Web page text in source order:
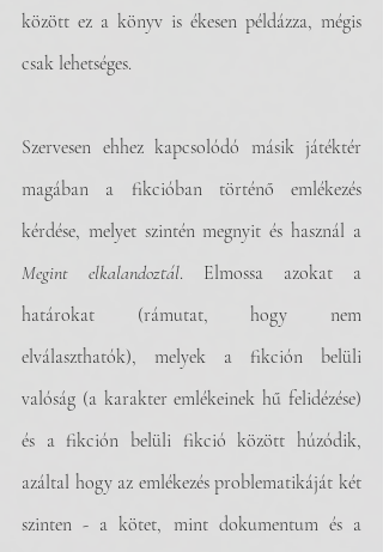
között ez a könyv is ékesen példázza, mégis
csak lehetséges.
Szervesen ehhez kapcsolódó másik játéktér
magában a fikcióban történő emlékezés
Megint elkalandoztál. Elmossa azokat a
határokat (rámutat, hogy nem
elválaszthatók), melyek a fikción belüli
valóság (a karakter emlékeinek hű felidézése)
és a fikción belüli fikció között húzódik,
azáltal hogy az emlékezés problematikáját két
szinten - a kötet, mint dokumentum és a